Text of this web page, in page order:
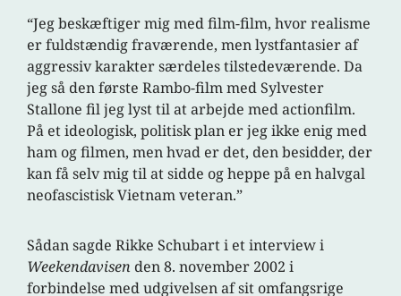
“Jeg beskæftiger mig med film-film, hvor realisme
er fuldstændig fraværende, men lystfantasier af
aggressiv karakter særdeles tilstedeværende. Da
jeg så den første Rambo-film med Sylvester
Stallone fil jeg lyst til at arbejde med actionfilm.
På et ideologisk, politisk plan er jeg ikke enig med
ham og filmen, men hvad er det, den besidder, der
kan få selv mig til at sidde og heppe på en halvgal
neofascistisk Vietnam veteran.”
Sådan sagde Rikke Schubart i et interview i
Weekendavisen den 8. november 2002 i
forbindelse med udgivelsen af sit omfangsrige